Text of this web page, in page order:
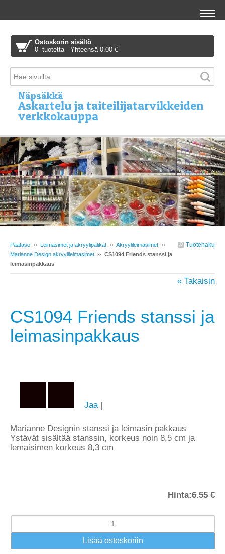
Ostoskorin sisältö
0 tuotetta - Yhteensä 0.00 €
Näpsäkkä
Askartelu ja taiteilijatarvikkeiden
verkkokauppa
Tuotehaku
Päätaso ›› Leimasimet ja akryylipalikat ›› Akryylileimasimet ››
Marianne Design akryylileimasimet ›› CS1094 Friends stanssi ja
leimasinpakkaus
« Takaisin
CS1094 Friends stanssi ja
leimasinpakkaus
Jaa |
Marianne Designin stanssi ja leimasin pakkaus
Ystävät sisältää stanssin, korkeus noin 8,5 cm ja
lemaisimen korkeus 8,3 cm
Hinta:6.55 €